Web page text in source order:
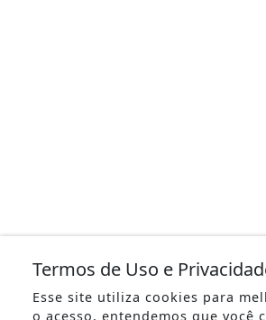
Termos de Uso e
Esse site utiliza cookies para
o acesso, entendemos que você